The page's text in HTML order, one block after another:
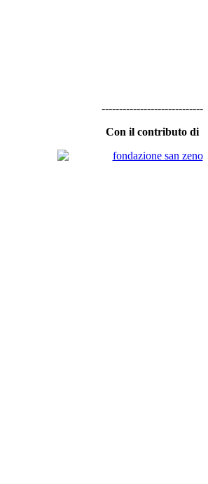
-----------------------------
Con il contributo di